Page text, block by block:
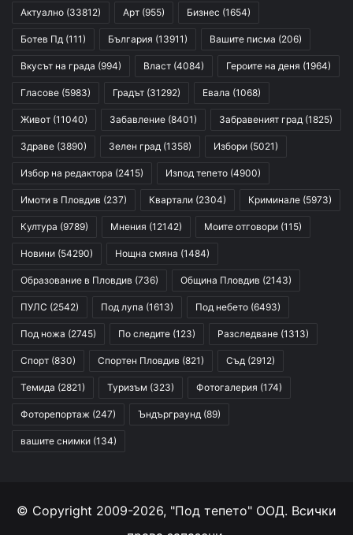
Актуално (33812) Арт (955) Бизнес (1654)
Ботев Пд (111) България (13911) Вашите писма (206)
Вкусът на града (994) Власт (4084) Героите на деня (1964)
Гласове (5983) Градът (31292) Евала (1068)
Живот (11040) Забавление (8401) Забравеният град (1825)
Здраве (3890) Зелен град (1358) Избори (5021)
Избор на редактора (2415) Изпод тепето (4900)
Имоти в Пловдив (237) Квартали (2304) Криминале (5973)
Култура (9789) Мнения (12142) Моите отговори (115)
Новини (54290) Нощна смяна (1484)
Образование в Пловдив (736) Община Пловдив (2143)
ПУЛС (2542) Под лупа (1613) Под небето (6493)
Под ножа (2745) По следите (123) Разследване (1313)
Спорт (830) Спортен Пловдив (821) Съд (2912)
Темида (2821) Туризъм (323) Фотогалерия (174)
Фоторепортаж (247) Ъндърграунд (89)
вашите снимки (134)
© Copyright 2009-2026, "Под тепето" ООД. Всички